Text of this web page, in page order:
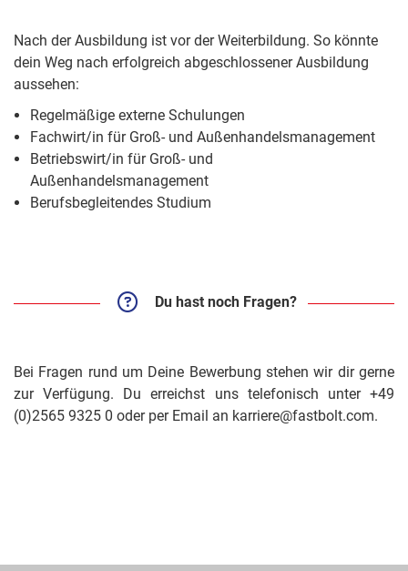
Nach der Ausbildung ist vor der Weiterbildung. So könnte
dein Weg nach erfolgreich abgeschlossener Ausbildung
aussehen:
Regelmäßige externe Schulungen
Fachwirt/in für Groß- und Außenhandelsmanagement
Betriebswirt/in für Groß- und
Außenhandelsmanagement
Berufsbegleitendes Studium
Du hast noch Fragen?
Bei Fragen rund um Deine Bewerbung stehen wir dir gerne
zur Verfügung. Du erreichst uns telefonisch unter +49
(0)2565 9325 0 oder per Email an karriere@fastbolt.com.